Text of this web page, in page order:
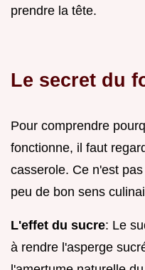
prendre la tête.
Le secret du
Pour comprendre
fonctionne, il faut
casserole. Ce n'est
peu de bon sens
L'effet du sucre: Le
à rendre l'asperge